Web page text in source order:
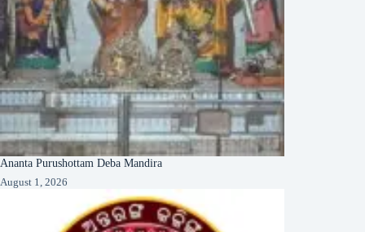
Ananta Purushottam Deba Mandira
August 1, 2026